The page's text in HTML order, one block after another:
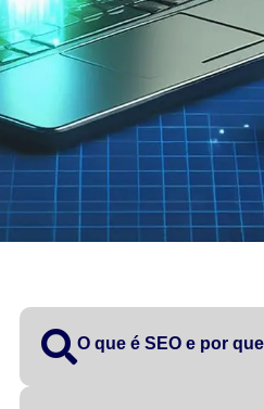
O que é SEO e por